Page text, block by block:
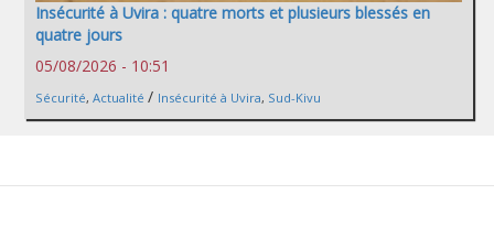
Insécurité à Uvira : quatre morts et plusieurs blessés en
quatre jours
05/08/2026 - 10:51
Sécurité, Actualité / Insécurité à Uvira, Sud-Kivu